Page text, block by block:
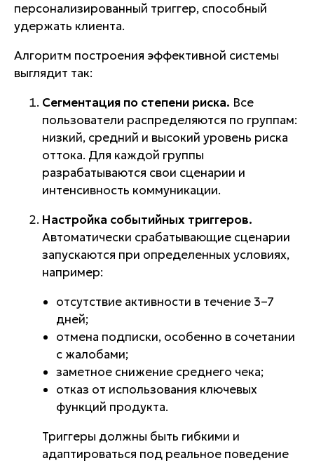
персонализированный триггер, способный
удержать клиента.
Алгоритм построения эффективной системы
выглядит так:
Сегментация по степени риска. Все
пользователи распределяются по группам:
низкий, средний и высокий уровень риска
оттока. Для каждой группы
разрабатываются свои сценарии и
интенсивность коммуникации.
Настройка событийных триггеров.
Автоматически срабатывающие сценарии
запускаются при определенных условиях,
например:
отсутствие активности в течение 3–7
дней;
отмена подписки, особенно в сочетании
с жалобами;
заметное снижение среднего чека;
отказ от использования ключевых
функций продукта.
Триггеры должны быть гибкими и
адаптироваться под реальное поведение